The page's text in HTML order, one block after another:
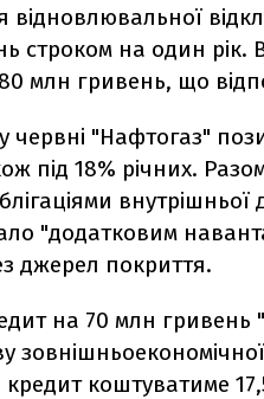
відновлювальної
строком на один рік.
млн гривень, що
червні "Нафтогаз"
під 18% річних.
"додатковим
джерел покриття.
на 70 млн гривень
коштуватиме